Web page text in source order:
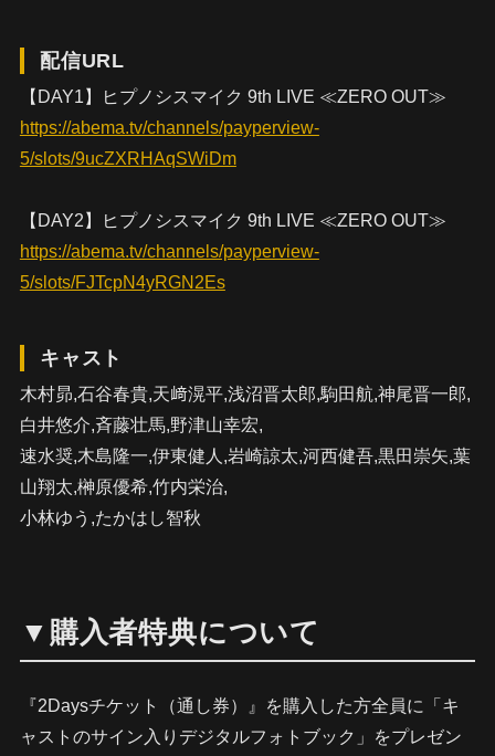
配信URL
【DAY1】ヒプノシスマイク 9th LIVE ≪ZERO OUT≫
https://abema.tv/channels/payperview-
5/slots/9ucZXRHAqSWiDm
【DAY2】ヒプノシスマイク 9th LIVE ≪ZERO OUT≫
https://abema.tv/channels/payperview-
5/slots/FJTcpN4yRGN2Es
キャスト
木村昴,石谷春貴,天﨑滉平,浅沼晋太郎,駒田航,神尾晋一郎,
白井悠介,斉藤壮馬,野津山幸宏,
速水奨,木島隆一,伊東健人,岩崎諒太,河西健吾,黒田崇矢,葉
山翔太,榊原優希,竹内栄治,
小林ゆう,たかはし智秋
▼購入者特典について
『2Daysチケット（通し券）』を購入した方全員に「キ
ャストのサイン入りデジタルフォトブック」をプレゼン